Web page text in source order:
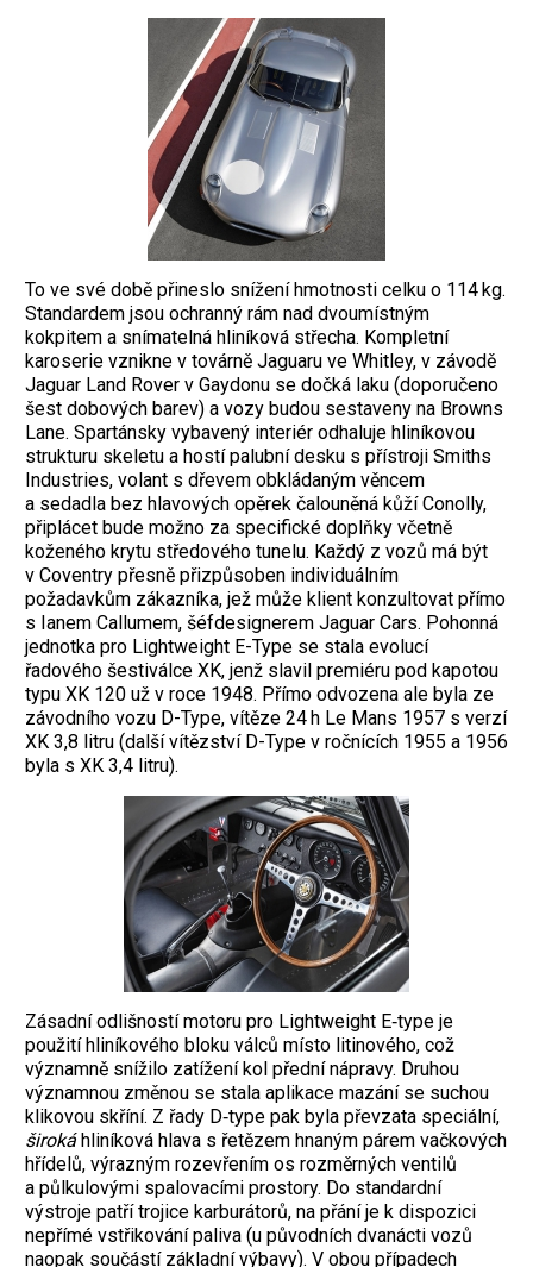
To ve své době přineslo snížení hmotnosti celku o 114 kg.
Standardem jsou ochranný rám nad dvoumístným
kokpitem a snímatelná hliníková střecha. Kompletní
karoserie vznikne v továrně Jaguaru ve Whitley, v závodě
Jaguar Land Rover v Gaydonu se dočká laku (doporučeno
šest dobových barev) a vozy budou sestaveny na Browns
Lane. Spartánsky vybavený interiér odhaluje hliníkovou
strukturu skeletu a hostí palubní desku s přístroji Smiths
Industries, volant s dřevem obkládaným věncem
a sedadla bez hlavových opěrek čalouněná kůží Conolly,
připlácet bude možno za specifické doplňky včetně
koženého krytu středového tunelu. Každý z vozů má být
v Coventry přesně přizpůsoben individuálním
požadavkům zákazníka, jež může klient konzultovat přímo
s Ianem Callumem, šéfdesignerem Jaguar Cars. Pohonná
jednotka pro Lightweight E-Type se stala evolucí
řadového šestiválce XK, jenž slavil premiéru pod kapotou
typu XK 120 už v roce 1948. Přímo odvozena ale byla ze
závodního vozu D-Type, vítěze 24 h Le Mans 1957 s verzí
XK 3,8 litru (další vítězství D-Type v ročnících 1955 a 1956
byla s XK 3,4 litru).
Zásadní odlišností motoru pro Lightweight E‑type je
použití hliníkového bloku válců místo litinového, což
významně snížilo zatížení kol přední nápravy. Druhou
významnou změnou se stala aplikace mazání se suchou
klikovou skříní. Z řady D‑type pak byla převzata speciální,
širokáhliníková hlava s řetězem hnaným párem vačkových
hřídelů, výrazným rozevřením os rozměrných ventilů
a půlkulovými spalovacími prostory. Do standardní
výstroje patří trojice karburátorů, na přání je k dispozici
nepřímé vstřikování paliva (u původních dvanácti vozů
naopak součástí základní výbavy). V obou případech